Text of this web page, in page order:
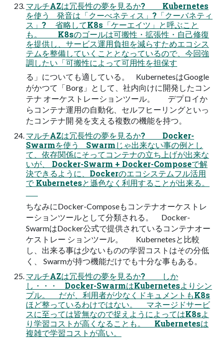
マルチAZは冗長性の夢を見るか? Kubernetes
を使う 発音は「クーべネティス」?「クーバネティ
ス」? 省略してK8s「ケーエイツ」と呼ぶこと
も。 K8sのゴールは可搬性・拡張性・自己修復
を提供し、サービス運用負担を減らすためエコシス
テムを整備していくこととなっているので、今回強
調したい「可搬性によって可用性を担保す
る」についても適している。 KubernetesはGoogle
がかつて「Borg」として、社内向けに開発したコン
テナ オーケストレーションツール。 デプロイか
らコンテナ運用の自動化、セルフヒーリングといっ
たコンテナ開 発を支える複数の機能を持つ。
マルチAZは冗長性の夢を見るか? Docker-
Swarmを使う Swarmじゃ出来ない事の例とし
て、依存関係にそってコンテナの立ち上げが出来な
いが、 Docker-Swarm + Docker-Composeで解
決できるように、Dockerのエコシステムフル活用
で Kubernetesと遜色なく利用することが出来る。
ちなみにDocker-Composeもコンテナオーケストレ
ーションツールとして分類される。 Docker-
SwarmはDocker公式で提供されているコンテナオー
ケストレー ションツール。 Kubernetesと比較
し、出来る事は少ないものの学習コストはその分低
く、 Swarmが持つ機能だけでも十分な事もある。
マルチAZは冗長性の夢を見るか? しか
し・・・ Docker-SwarmはKubernetesよりシン
プル。 だが、利用者が少なくドキュメントもK8s
ほど整っているわけではない。 マネージドサービ
スに至っては皆無なので捉えようによってはK8sよ
り学習コストが高くなることも。 Kubernetesは
複雑で学習コストが高い。